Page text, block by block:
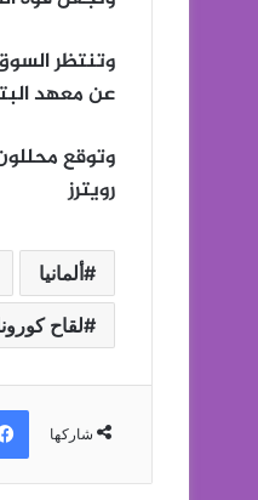
وتنتظر
عن معهد
وتوقع محللون هبوط
رويترز
ألمانيا
لقاح
شاركها